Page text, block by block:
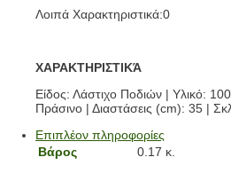
Λοιπά Χαρακτηριστικά:0
ΧΑΡΑΚΤΗΡΙΣΤΙΚΆ
Είδος: Λάστιχο Ποδιών | Υλικό:
Πράσινο | Διαστάσεις (cm): 35 |
Επιπλέον πληροφορίες
Βάρος
0.17 κ.